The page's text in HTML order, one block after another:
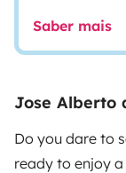
Saber mais
Jose Alberto
Do you dare to
ready to enjoy